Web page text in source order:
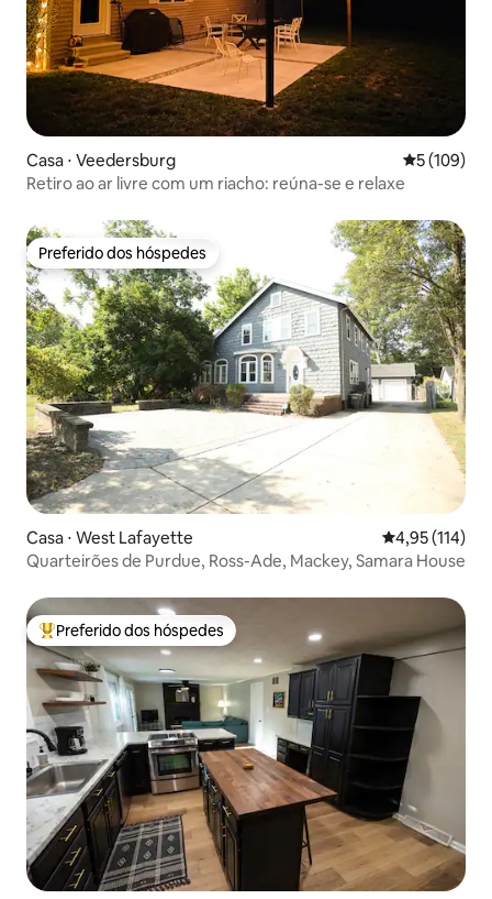
Casa ⋅ Veedersburg 5 de uma
5 (109)
Retiro ao ar livre com um riacho: reúna-se e relaxe
Preferido dos hóspedes
Preferido dos hóspedes
Casa ⋅ West Lafayette 4,95 de uma
4,95 (114)
Quarteirões de Purdue, Ross-Ade, Mackey, Samara House
Entre os melhores preferidos dos hóspedes
Preferido dos hóspedes